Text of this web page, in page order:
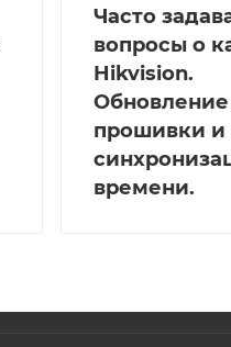
Часто
вопросы о
Hikvision.
Обновление
прошивки и
времени.